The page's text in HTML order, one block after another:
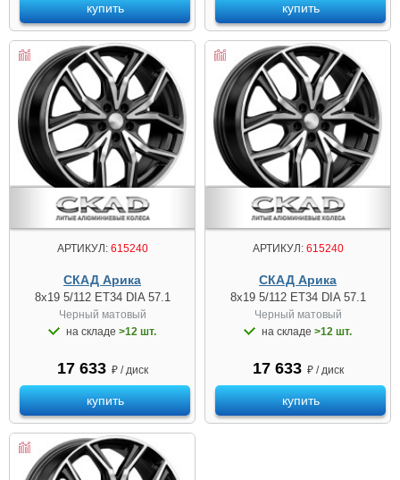
купить купить
АРТИКУЛ:615240
СКАД Арика
8x19 5/112 ET34 DIA 57.1
Черный матовый
на складе >12 шт.
17 633 ₽ / диск
купить
АРТИКУЛ:615240
СКАД Арика
8x19 5/112 ET34 DIA 57.1
Черный матовый
на складе >12 шт.
17 633 ₽ / диск
купить